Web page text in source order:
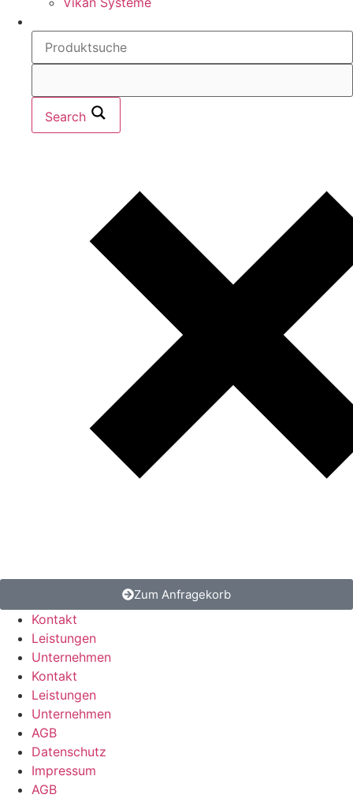
Search
Zum Anfragekorb
Kontakt
Leistungen
Unternehmen
Kontakt
Leistungen
Unternehmen
AGB
Datenschutz
Impressum
AGB